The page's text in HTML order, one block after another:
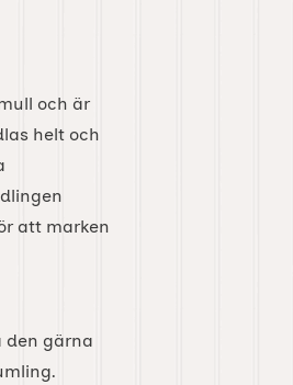
och är
helt och
att marken
den gärna